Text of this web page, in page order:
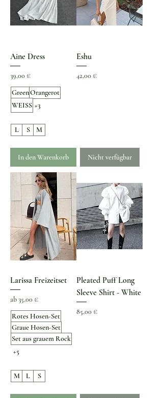
Aine Dress
Preis
39,00 €
GreenOrangerot
WEISS +3
L S M
In den Warenkorb
Eshu
Preis
42,00 €
Nicht verfügbar
Larissa Freizeitset
ab35,00 €
Sale-Preis
Rotes Hosen-Set
Graue Hosen-Set
Set aus grauem Rock
+5
M L S
Pleated Puff Long
Sleeve Shirt - White
Preis
85,00 €